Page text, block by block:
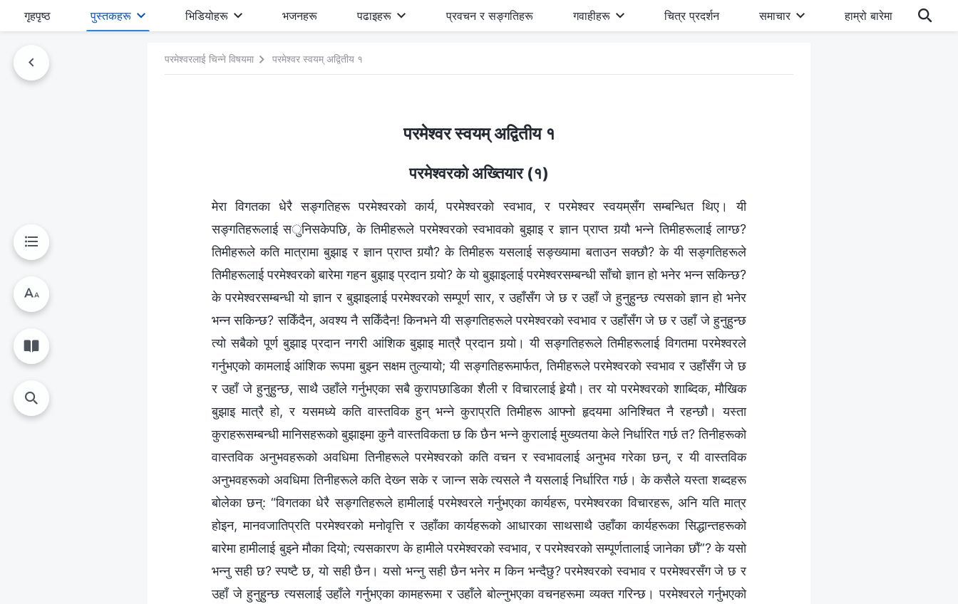
गृहपृष्ठ पुस्तकहरू भिडियोहरू भजनहरू पढाइहरू प्रवचन र सङ्गतिहरू गवाहीहरू चित्र प्रदर्शन समाचार हाम्रो बारेमा
परमेश्‍वरलाई चिन्‍ने विषयमा परमेश्‍वर स्वयम् अद्वितीय १
परमेश्‍वर स्वयम् अद्वितीय १
परमेश्‍वरको अख्तियार (१)
मेरा विगतका धेरै सङ्गतिहरू परमेश्‍वरको कार्य, परमेश्‍वरको स्वभाव, र परमेश्‍वर स्वयम्‌सँग सम्‍बन्धित थिए। यी
सङ्गतिहरूलाई सुनिसकेपछि, के तिमीहरूले परमेश्‍वरको स्वभावको बुझाइ र ज्ञान प्राप्त गर्‍यौ भन्‍ने तिमीहरूलाई लाग्छ?
तिमीहरूले कति मात्रामा बुझाइ र ज्ञान प्राप्त गर्‍यौ? के तिमीहरू यसलाई सङ्ख्यामा बताउन सक्छौ? के यी सङ्गतिहरूले
तिमीहरूलाई परमेश्‍वरको बारेमा गहन बुझाइ प्रदान गर्‍यो? के यो बुझाइलाई परमेश्‍वरसम्‍बन्धी साँचो ज्ञान हो भनेर भन्‍न सकिन्छ?
के परमेश्‍वरसम्‍बन्धी यो ज्ञान र बुझाइलाई परमेश्‍वरको सम्पूर्ण सार, र उहाँसँग जे छ र उहाँ जे हुनुहुन्छ त्यसको ज्ञान हो भनेर
भन्‍न सकिन्छ? सकिँदैन, अवश्य नै सकिँदैन! किनभने यी सङ्गतिहरूले परमेश्‍वरको स्वभाव र उहाँसँग जे छ र उहाँ जे हुनुहुन्छ
त्यो सबैको पूर्ण बुझाइ प्रदान नगरी आंशिक बुझाइ मात्रै प्रदान गर्‍यो। यी सङ्गतिहरूले तिमीहरूलाई विगतमा परमेश्‍वरले
गर्नुभएको कामलाई आंशिक रूपमा बुझ्‍न सक्षम तुल्यायो; यी सङ्गतिहरूमार्फत, तिमीहरूले परमेश्‍वरको स्वभाव र उहाँसँग जे छ
र उहाँ जे हुनुहुन्छ, साथै उहाँले गर्नुभएका सबै कुरापछाडिका शैली र विचारलाई हेर्‍यौ। तर यो परमेश्‍वरको शाब्दिक, मौखिक
बुझाइ मात्रै हो, र यसमध्ये कति वास्तविक हुन् भन्‍ने कुराप्रति तिमीहरू आफ्‍नो हृदयमा अनिश्‍चित नै रहन्छौ। यस्ता
कुराहरूसम्‍बन्धी मानिसहरूको बुझाइमा कुनै वास्तविकता छ कि छैन भन्‍ने कुरालाई मुख्यतया केले निर्धारित गर्छ त? तिनीहरूको
वास्तविक अनुभवहरूको अवधिमा तिनीहरूले परमेश्‍वरको कति वचन र स्वभावलाई अनुभव गरेका छन्, र यी वास्तविक
अनुभवहरूको अवधिमा तिनीहरूले कति देख्‍न सके र जान्‍न सके त्यसले नै यसलाई निर्धारित गर्छ। के कसैले यस्ता शब्‍दहरू
बोलेका छन्: “विगतका धेरै सङ्गतिहरूले हामीलाई परमेश्‍वरले गर्नुभएका कार्यहरू, परमेश्‍वरका विचारहरू, अनि यति मात्र
होइन, मानवजातिप्रति परमेश्‍वरको मनोवृत्ति र उहाँका कार्यहरूको आधारका साथसाथै उहाँका कार्यहरूका सिद्धान्तहरूको
बारेमा हामीलाई बुझ्‍ने मौका दियो; त्यसकारण के हामीले परमेश्‍वरको स्वभाव, र परमेश्‍वरको सम्पूर्णतालाई जानेका छौं”? के यसो
भन्‍नु सही छ? स्पष्टै छ, यो सही छैन। यसो भन्‍नु सही छैन भनेर म किन भन्दैछु? परमेश्‍वरको स्वभाव र परमेश्‍वरसँग जे छ र
उहाँ जे हुनुहुन्छ त्यसलाई उहाँले गर्नुभएका कामहरूमा र उहाँले बोल्‍नुभएका वचनहरूमा व्यक्त गरिन्छ। परमेश्‍वरले गर्नुभएको